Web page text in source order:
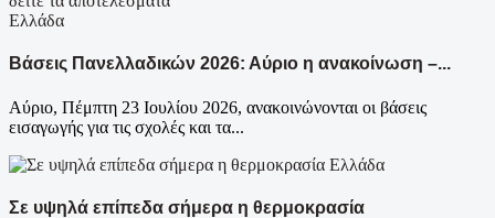
Ελλάδα
Βάσεις Πανελλαδικών 2026: Αύριο η ανακοίνωση –...
Αύριο, Πέμπτη 23 Ιουλίου 2026, ανακοινώνονται οι βάσεις
εισαγωγής για τις σχολές και τα...
Ελλάδα
Σε υψηλά επίπεδα σήμερα η θερμοκρασία